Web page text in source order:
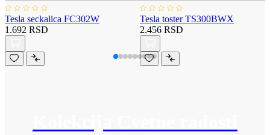
Tesla seckalica FC302W
1.692 RSD
Tesla toster TS300BWX
2.456 RSD